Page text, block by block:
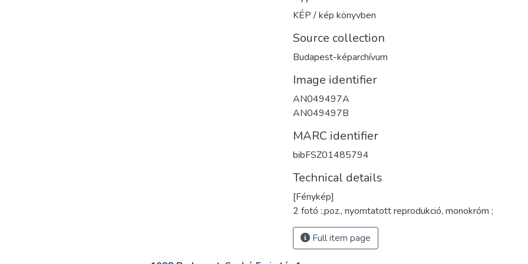
KÉP / kép könyvben
Source collection
Budapest-képarchívum
Image identifier
AN049497A
AN049497B
MARC identifier
bibFSZ01485794
Technical details
[Fénykép]
2 fotó :,poz., nyomtatott reprodukció, monokróm ;
Full item page